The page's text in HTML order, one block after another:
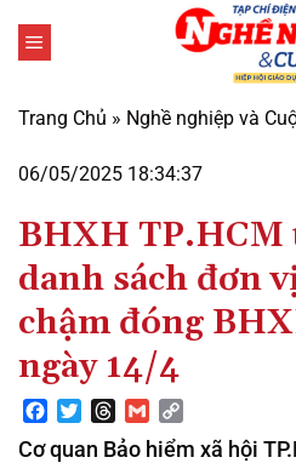
qua
dung
Trang Chủ » Nghề nghiệp và
06/05/2025 18:34:37
BHXH TP.HCM
danh sách đơn
chậm đóng
ngày 14/4
Facebook
TwitterThreads
Gmail
Link
Cơ quan Bảo hiểm xã hội